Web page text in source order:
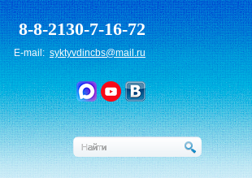
8-8-2130-7-16-72
E-mail:syktyvdincbs@mail.ru